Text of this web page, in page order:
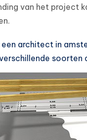
van het project
architect in